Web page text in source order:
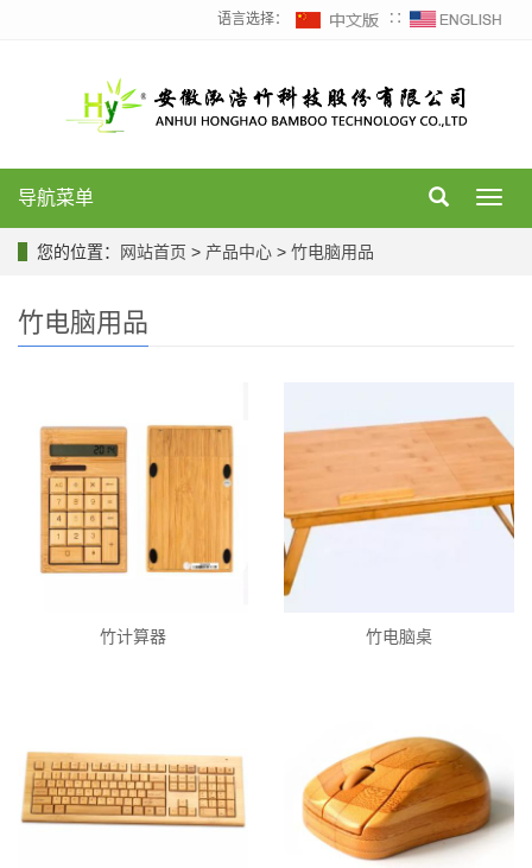
语言选择： ∷
导航菜单
您的位置： 网站首页 > 产品中心 > 竹电脑用品
竹电脑用品
竹计算器 竹电脑桌